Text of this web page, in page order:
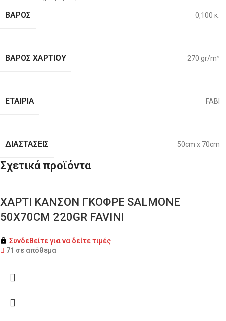
ΒΆΡΟΣ 0,100 κ.
ΒΆΡΟΣ ΧΑΡΤΙΟΎ 270 gr/m²
ΕΤΑΙΡΊΑ FABI
ΔΙΑΣΤΆΣΕΙΣ 50cm x 70cm
Σχετικά προϊόντα
ΧΑΡΤΙ ΚΑΝΣΟΝ ΓΚΟΦΡΕ SALMONE
50X70CM 220GR FAVINI
Συνδεθείτε για να δείτε τιμές
71 σε απόθεμα